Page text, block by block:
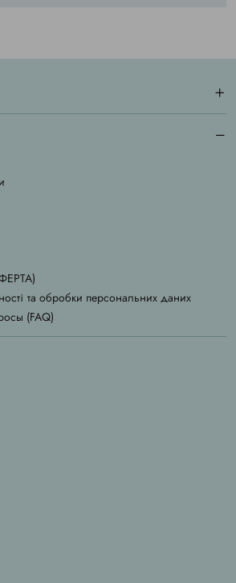
та обробки персональних даних
(FAQ)